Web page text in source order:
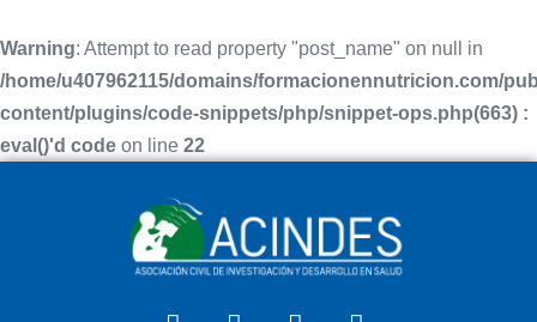
Warning: Attempt to read property "post_name" on null in
/home/u407962115/domains/formacionennutricion.com/
content/plugins/code-snippets/php/snippet-ops.php(663) :
eval()'d code on line 22